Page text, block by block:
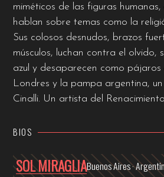
miméticos de las figuras
hablan sobre temas como la
Sus colosos desnudos, brazos
músculos, luchan contra el olvido,
azul y desaparecen como pájaros
Londres y la pampa argentina,
Cinalli. Un artista del
BIOS
SOL MIRAGLIABuenos Aires ·